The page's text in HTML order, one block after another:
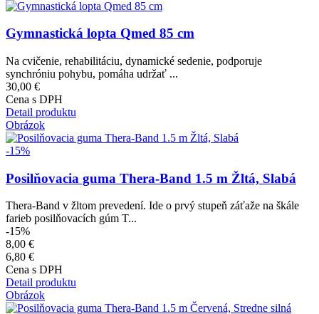
Gymnastická lopta Qmed 85 cm
Na cvičenie, rehabilitáciu, dynamické sedenie, podporuje
synchróniu pohybu, pomáha udržať ...
30,00 €
Cena s DPH
Detail produktu
Obrázok
-15%
Posilňovacia guma Thera-Band 1.5 m Žltá, Slabá
Thera-Band v žltom prevedení. Ide o prvý stupeň záťaže na škále
farieb posilňovacích gúm T...
-15%
8,00 €
6,80 €
Cena s DPH
Detail produktu
Obrázok